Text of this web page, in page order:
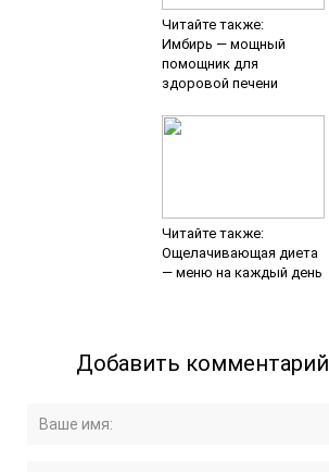
Читайте также:
Имбирь — мощный
помощник для
здоровой печени
Читайте также:
Ощелачивающая диета
— меню на каждый день
Добавить комментарий